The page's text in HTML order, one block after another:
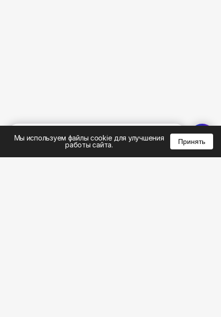
Мы используем файлы cookie для улучшения
работы сайта.
Принять